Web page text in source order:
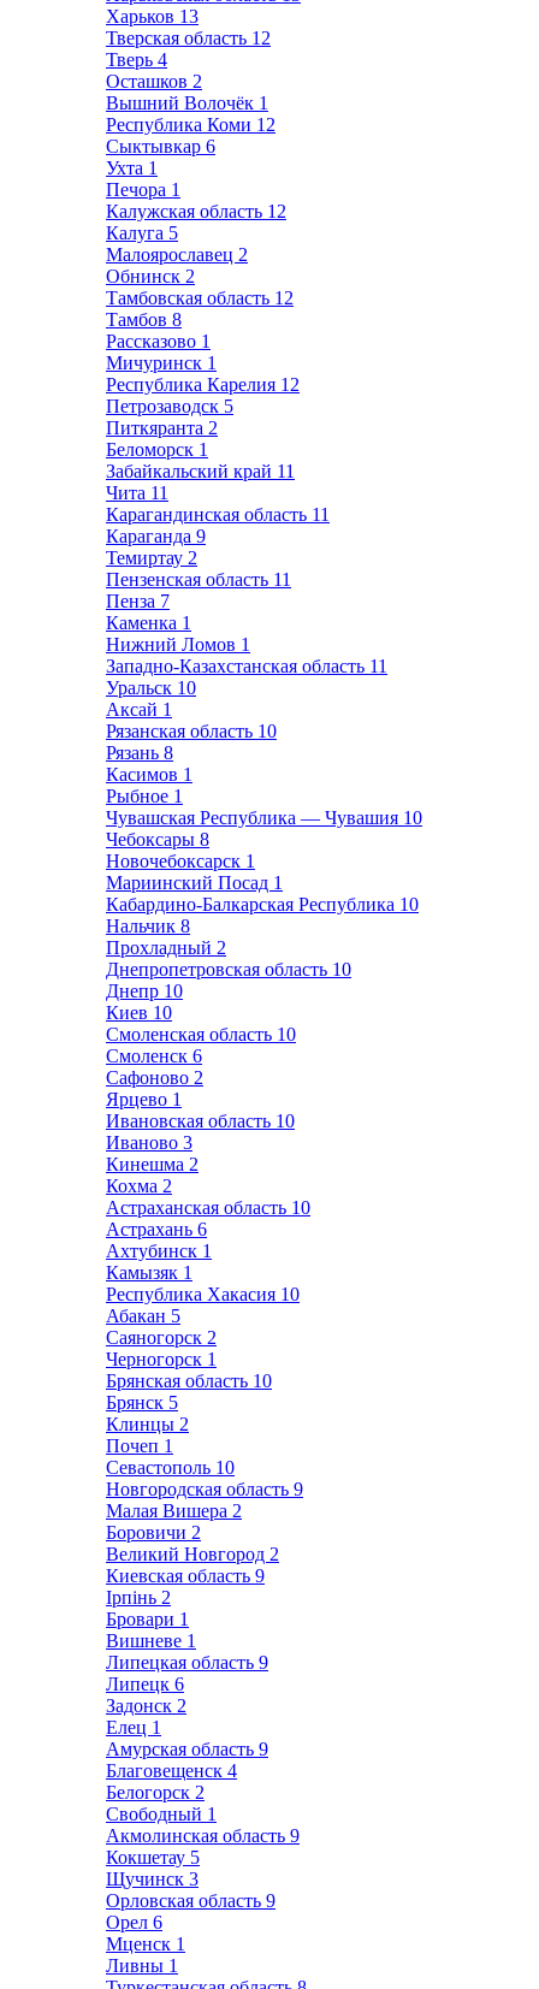
Харьков 13
Тверская область 12
Тверь 4
Осташков 2
Вышний Волочёк 1
Республика Коми 12
Сыктывкар 6
Ухта 1
Печора 1
Калужская область 12
Калуга 5
Малоярославец 2
Обнинск 2
Тамбовская область 12
Тамбов 8
Рассказово 1
Мичуринск 1
Республика Карелия 12
Петрозаводск 5
Питкяранта 2
Беломорск 1
Забайкальский край 11
Чита 11
Карагандинская область 11
Караганда 9
Темиртау 2
Пензенская область 11
Пенза 7
Каменка 1
Нижний Ломов 1
Западно-Казахстанская область 11
Уральск 10
Аксай 1
Рязанская область 10
Рязань 8
Касимов 1
Рыбное 1
Чувашская Республика — Чувашия 10
Чебоксары 8
Новочебоксарск 1
Мариинский Посад 1
Кабардино-Балкарская Республика 10
Нальчик 8
Прохладный 2
Днепропетровская область 10
Днепр 10
Киев 10
Смоленская область 10
Смоленск 6
Сафоново 2
Ярцево 1
Ивановская область 10
Иваново 3
Кинешма 2
Кохма 2
Астраханская область 10
Астрахань 6
Ахтубинск 1
Камызяк 1
Республика Хакасия 10
Абакан 5
Саяногорск 2
Черногорск 1
Брянская область 10
Брянск 5
Клинцы 2
Почеп 1
Севастополь 10
Новгородская область 9
Малая Вишера 2
Боровичи 2
Великий Новгород 2
Киевская область 9
Ірпінь 2
Бровари 1
Вишневе 1
Липецкая область 9
Липецк 6
Задонск 2
Елец 1
Амурская область 9
Благовещенск 4
Белогорск 2
Свободный 1
Акмолинская область 9
Кокшетау 5
Щучинск 3
Орловская область 9
Орел 6
Мценск 1
Ливны 1